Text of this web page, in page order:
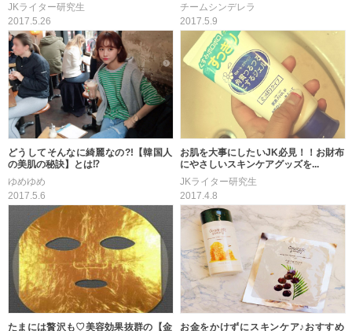
JKライター研究生
2017.5.26
チームシンデレラ
2017.5.9
どうしてそんなに綺麗なの?!【韓国人
の美肌の秘訣】とは⁉
ゆめゆめ
2017.5.6
お肌を大事にしたいJK必見！！お財布
にやさしいスキンケアグッズを...
JKライター研究生
2017.4.8
たまには贅沢も♡美容効果抜群の【金
お金をかけずにスキンケア♪おすすめ